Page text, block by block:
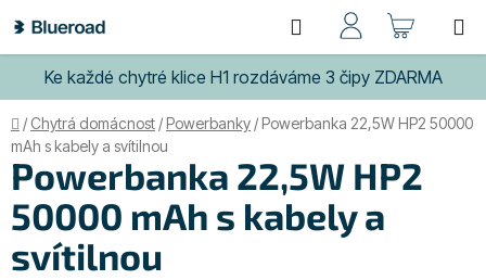
na
obsah
Ke každé chytré klice H1 rozdáváme 3 čipy ZDARMA
Hledat
KOŠÍK
Domů
/ Chytrá domácnost /Powerbanky /Powerbanka 22,5W HP2 50000
mAh s kabely a svítilnou
Powerbanka 22,5W HP2
50000 mAh s kabely a
svítilnou